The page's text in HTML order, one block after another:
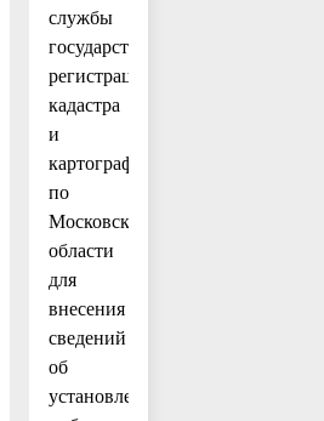
службы
государственной
регистрации,
кадастра
и
картографии
по
Московской
области
для
внесения
сведений
об
установлении